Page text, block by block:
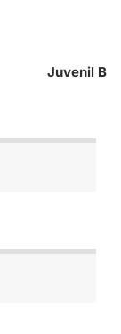
Juvenil B